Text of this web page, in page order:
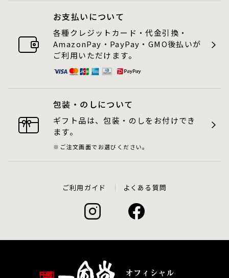
お支払いについて
各種クレジットカード・代金引換・
AmazonPay・PayPay・GMO後払いが
ご利用いただけます。
包装・のしについて
ギフト品は、包装・のしをお付けでき
ます。
ご注文画面でお選びください。
ご利用ガイド よくある質問